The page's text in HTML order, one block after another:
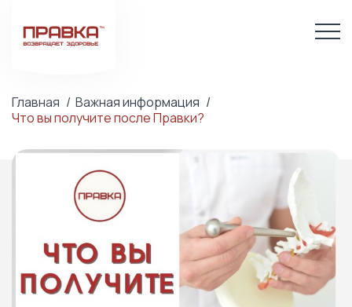
Главная
Важная информация
Что вы получите после Правки?